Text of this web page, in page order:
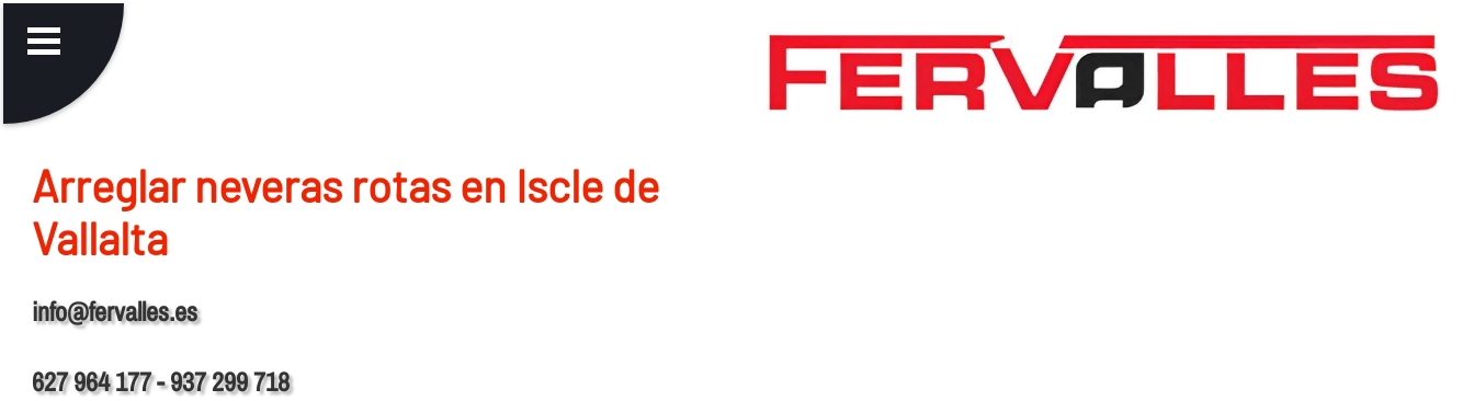
Arreglar neveras rotas en Iscle de
Vallalta
info@fervalles.es
627 964 177 - 937 299 718